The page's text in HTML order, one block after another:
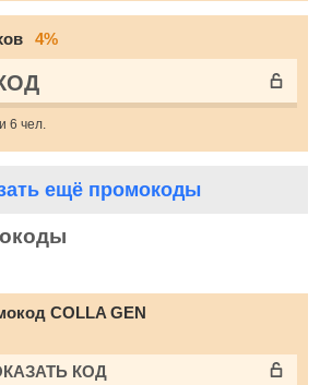
4%
6 чел.
ещё промокоды
COLLA GEN
КОД